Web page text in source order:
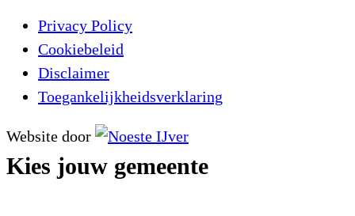
Privacy Policy
Cookiebeleid
Disclaimer
Toegankelijkheidsverklaring
Website door
Kies jouw gemeente